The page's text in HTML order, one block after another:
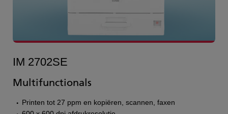
IM 2702SE
Multifunctionals
Printen tot 27 ppm en kopiëren, scannen, faxen